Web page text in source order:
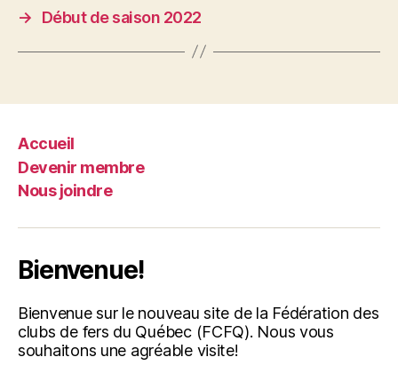
→
Début de saison 2022
Accueil
Devenir membre
Nous joindre
Bienvenue!
Bienvenue sur le nouveau site de la Fédération des
clubs de fers du Québec (FCFQ). Nous vous
souhaitons une agréable visite!